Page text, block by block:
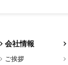
会社情報
ご挨拶